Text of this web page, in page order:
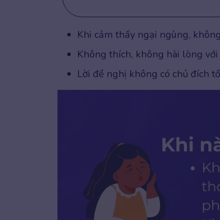
Khi cảm thấy ngại ngùng,
Không thích, không hài lòng
Lời đề nghị không có chủ đích